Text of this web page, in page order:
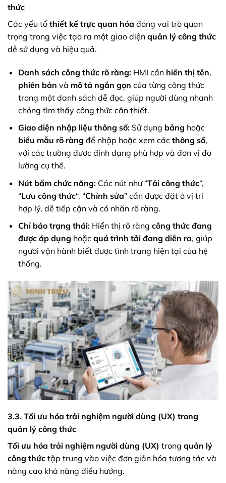
thức
Các yếu tố thiết kế trực quan hóa đóng vai trò quan
trọng trong việc tạo ra một giao diện quản lý công thức
dễ sử dụng và hiệu quả.
Danh sách công thức rõ ràng:HMI cần hiển thị tên,
phiên bản và mô tả ngắn gọn của từng công thức
trong một danh sách dễ đọc, giúp người dùng nhanh
chóng tìm thấy công thức cần thiết.
Giao diện nhập liệu thông số:Sử dụng bảng hoặc
biểu mẫu rõ ràng để nhập hoặc xem các thông số,
với các trường được định dạng phù hợp và đơn vị đo
lường cụ thể.
Nút bấm chức năng:Các nút như “Tải công thức“,
“Lưu công thức“, “Chỉnh sửa” cần được đặt ở vị trí
hợp lý, dễ tiếp cận và có nhãn rõ ràng.
Chỉ báo trạng thái:Hiển thị rõ ràng công thức đang
được áp dụng hoặc quá trình tải đang diễn ra, giúp
người vận hành biết được tình trạng hiện tại của hệ
thống.
3.3. Tối ưu hóa trải nghiệm người dùng (UX) trong
quản lý công thức
Tối ưu hóa trải nghiệm người dùng (UX) trong quản lý
công thức tập trung vào việc đơn giản hóa tương tác và
nâng cao khả năng điều hướng.